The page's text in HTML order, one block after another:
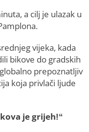
a cilj je ulazak u
vijeka, kada
bikove do gradskih
prepoznatljiv
koja privlači ljude
je grijeh!“